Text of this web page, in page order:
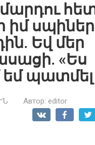
իմ
Եվ մեր
«Ես
եմ պատմել
Автор: editor